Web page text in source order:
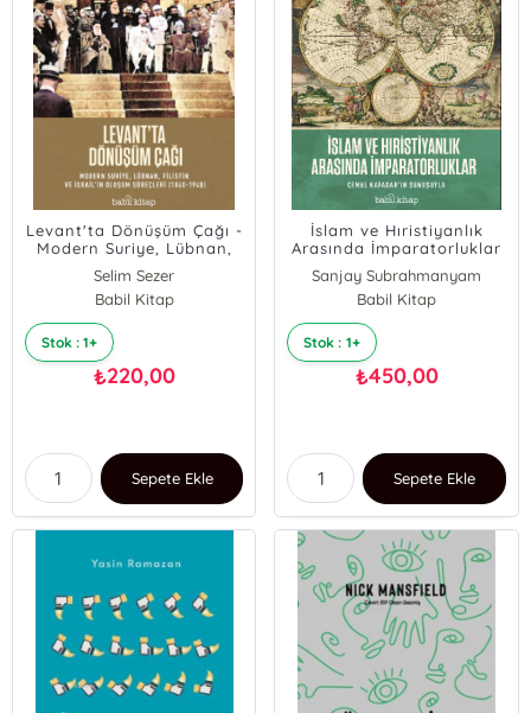
Levant'ta Dönüşüm Çağı -
Modern Suriye, Lübnan,
Filistin ve İsrail’in Oluşum
Süreçleri (1840-1948)
Selim Sezer
Babil Kitap
Stok : 1+
₺220,00
Sepete Ekle
İslam ve Hıristiyanlık
Arasında İmparatorluklar
Sanjay Subrahmanyam
Babil Kitap
Stok : 1+
₺450,00
Sepete Ekle